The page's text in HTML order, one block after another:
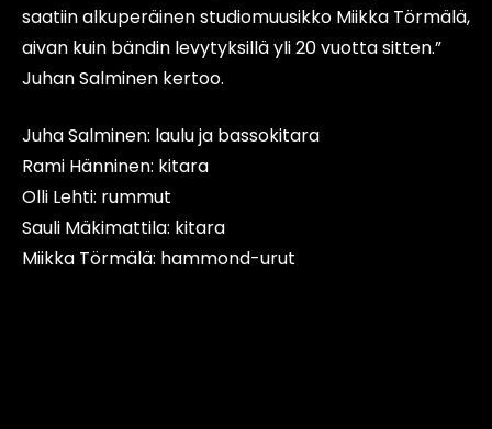
saatiin alkuperäinen studiomuusikko Miikka Törmälä,
aivan kuin bändin levytyksillä yli 20 vuotta sitten.”
Juhan Salminen kertoo.
Juha Salminen: laulu ja bassokitara
Rami Hänninen: kitara
Olli Lehti: rummut
Sauli Mäkimattila: kitara
Miikka Törmälä: hammond-urut